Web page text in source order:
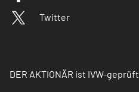
Twitter
DER AKTIONÄR ist IVW-geprüft